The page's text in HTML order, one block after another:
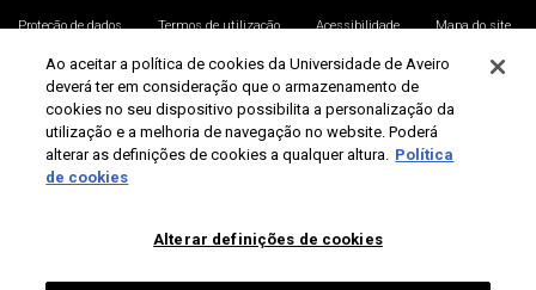
Proteção de dados Termos de utilização Acessibilidade
Mapa do site
Universidade de Aveiro 2026
Ao aceitar a política de cookies da Universidade de Aveiro
deverá ter em consideração que o armazenamento de
cookies no seu dispositivo possibilita a personalização da
utilização e a melhoria de navegação no website. Poderá
alterar as definições de cookies a qualquer altura. Política
de cookies
Alterar definições de cookies